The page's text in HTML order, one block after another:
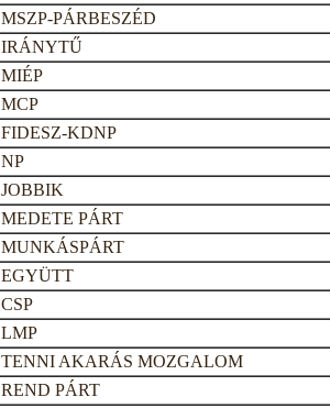
MSZP-PÁRBESZÉD
IRÁNYTŰ
MIÉP
MCP
FIDESZ-KDNP
NP
JOBBIK
MEDETE PÁRT
MUNKÁSPÁRT
EGYÜTT
CSP
LMP
TENNI AKARÁS MOZGALOM
REND PÁRT